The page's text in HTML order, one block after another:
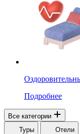
Подробнее
Все категории
Туры
Отели